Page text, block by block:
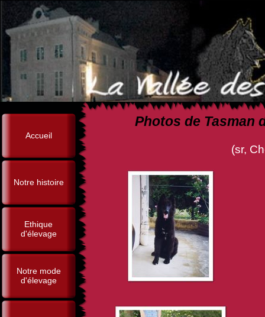
Accueil
Notre histoire
Ethique
d'élevage
Notre mode
d'élevage
Photos de Tasman
(sr, Chcs, Br Ring,